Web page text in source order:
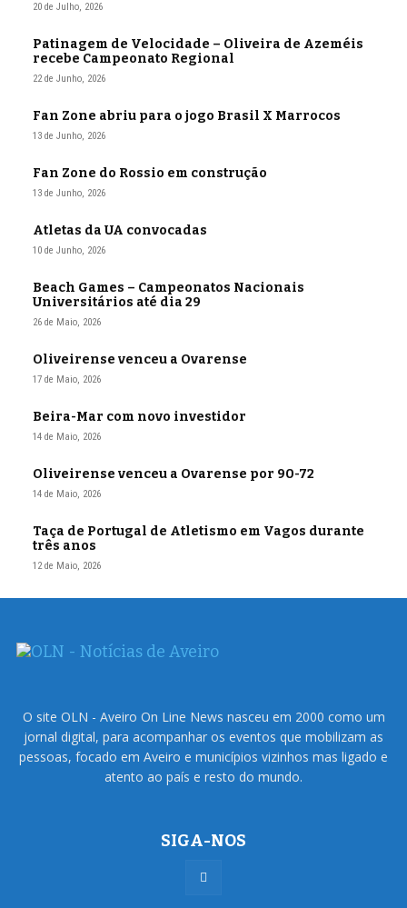
20 de Julho, 2026
Patinagem de Velocidade – Oliveira de Azeméis
recebe Campeonato Regional
22 de Junho, 2026
Fan Zone abriu para o jogo Brasil X Marrocos
13 de Junho, 2026
Fan Zone do Rossio em construção
13 de Junho, 2026
Atletas da UA convocadas
10 de Junho, 2026
Beach Games – Campeonatos Nacionais
Universitários até dia 29
26 de Maio, 2026
Oliveirense venceu a Ovarense
17 de Maio, 2026
Beira-Mar com novo investidor
14 de Maio, 2026
Oliveirense venceu a Ovarense por 90-72
14 de Maio, 2026
Taça de Portugal de Atletismo em Vagos durante
três anos
12 de Maio, 2026
O site OLN - Aveiro On Line News nasceu em 2000 como um
jornal digital, para acompanhar os eventos que mobilizam as
pessoas, focado em Aveiro e municípios vizinhos mas ligado e
atento ao país e resto do mundo.
SIGA-NOS